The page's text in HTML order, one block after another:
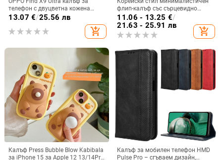
телефон с двуцветна кожена
текстура и флуоресцентни линии,
13.07 €/25.56 лв
add_shopping_cart
флип-калъф със сърцевидно
огледало за Samsung Galaxy Z
Flip 3/4/5
11.06 - 13.25 €/
21.63 - 25.91 лв
add_shopping_cart
Калъф Press Bubble Blow Kabibala
за iPhone 15 за Apple 12 13/14Pro
Калъф за мобилен телефон HMD
Pulse Pro – сгъваем дизайн,